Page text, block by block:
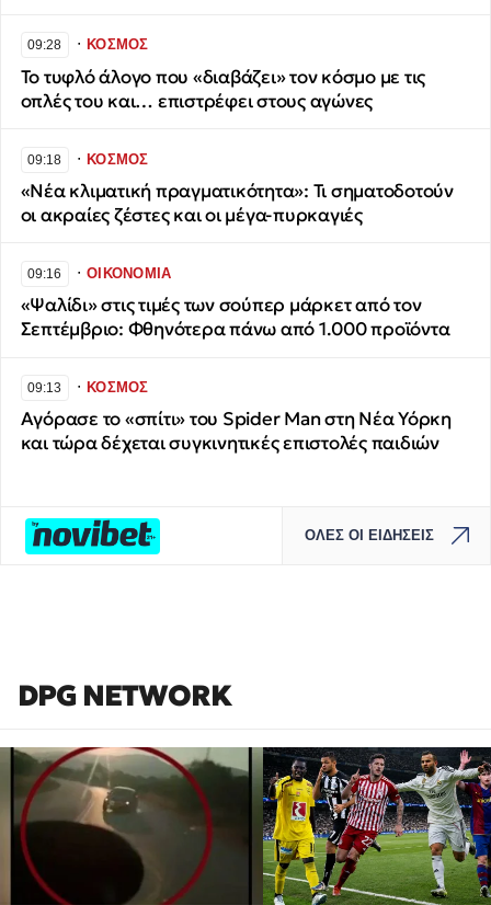
09:28 ∙ΚΟΣΜΟΣ
Το τυφλό άλογο που «διαβάζει» τον κόσμο με τις
οπλές του και… επιστρέφει στους αγώνες
09:18 ∙ΚΟΣΜΟΣ
«Νέα κλιματική πραγματικότητα»: Τι σηματοδοτούν
οι ακραίες ζέστες και οι μέγα-πυρκαγιές
09:16 ∙ΟΙΚΟΝΟΜΙΑ
«Ψαλίδι» στις τιμές των σούπερ μάρκετ από τον
Σεπτέμβριο: Φθηνότερα πάνω από 1.000 προϊόντα
09:13 ∙ΚΟΣΜΟΣ
Αγόρασε το «σπίτι» του Spider Man στη Νέα Υόρκη
και τώρα δέχεται συγκινητικές επιστολές παιδιών
ΟΛΕΣ ΟΙ ΕΙΔΗΣΕΙΣ
DPG NETWORK